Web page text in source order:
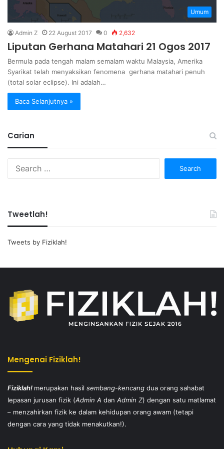
Umum
Admin Z 22 August 2017 0 2,632
Liputan Gerhana Matahari 21 Ogos 2017
Bermula pada tengah malam semalam waktu Malaysia, Amerika
Syarikat telah menyaksikan fenomena gerhana matahari penuh
(total solar eclipse). Ini adalah…
Baca Selanjutnya »
Carian
Tweetlah!
Tweets by Fiziklah!
Mengenai Fiziklah!
Fiziklah! merupakan hasil sembang-kencang dua orang sahabat
lepasan jurusan fizik (Admin A dan Admin Z) dengan satu matlamat
– menzahirkan fizik ke dalam kehidupan orang awam (tetapi
dengan cara yang tidak menakutkan!).